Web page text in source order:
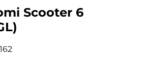
Scooter 6